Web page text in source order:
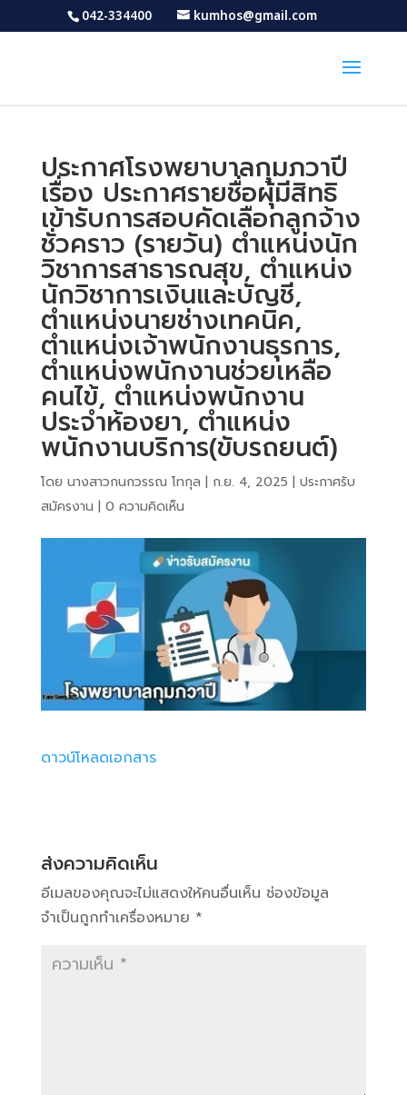
042-334400 kumhos@gmail.com
ประกาศโรงพยาบาลกุมภวาปี
เรื่อง ประกาศรายชื่อผุ้มีสิทธิ
เข้ารับการสอบคัดเลือกลูกจ้าง
ชั่วคราว (รายวัน) ตำแหน่งนัก
วิชาการสาธารณสุข, ตำแหน่ง
นักวิชาการเงินและบัญชี,
ตำแหน่งนายช่างเทคนิค,
ตำแหน่งเจ้าพนักงานธุรการ,
ตำแหน่งพนักงานช่วยเหลือ
คนไข้, ตำแหน่งพนักงาน
ประจำห้องยา, ตำแหน่ง
พนักงานบริการ(ขับรถยนต์)
โดย นางสาวกนกวรรณ โทกุล | ก.ย. 4, 2025 | ประกาศรับ
สมัครงาน | 0 ความคิดเห็น
ดาวน์โหลดเอกสาร
ส่งความคิดเห็น
อีเมลของคุณจะไม่แสดงให้คนอื่นเห็น ช่องข้อมูล
จำเป็นถูกทำเครื่องหมาย *